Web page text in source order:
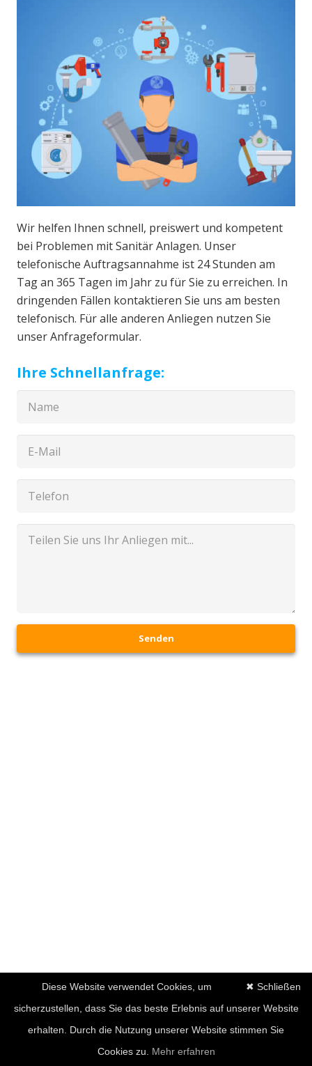
Wir helfen Ihnen schnell, preiswert und kompetent
bei Problemen mit Sanitär Anlagen. Unser
telefonische Auftragsannahme ist 24 Stunden am
Tag an 365 Tagen im Jahr zu für Sie zu erreichen. In
dringenden Fällen kontaktieren Sie uns am besten
telefonisch. Für alle anderen Anliegen nutzen Sie
unser Anfrageformular.
Ihre Schnellanfrage:
Senden
✖ Schließen
Diese Website verwendet Cookies, um
sicherzustellen, dass Sie das beste Erlebnis auf unserer Website
erhalten. Durch die Nutzung unserer Website stimmen Sie
Cookies zu. Mehr erfahren